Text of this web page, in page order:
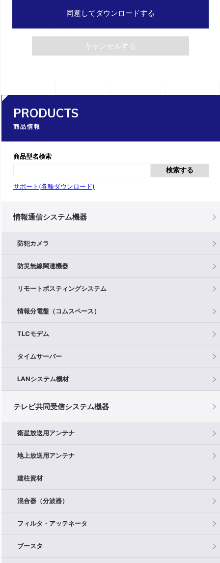
PRODUCTS
商品情報
商品型名検索
検索する
サポート(各種ダウンロード)
情報通信システム機器
防犯カメラ
防災無線関連機器
リモートポスティングシステム
情報分電盤（コムスペース）
TLCモデム
タイムサーバー
LANシステム機材
テレビ共同受信システム機器
衛星放送用アンテナ
地上放送用アンテナ
建柱資材
混合器（分波器）
フィルタ・アッテネータ
ブースタ
同意してダウンロードする
キャンセルする